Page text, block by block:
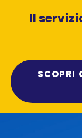
Il
SCOPRI